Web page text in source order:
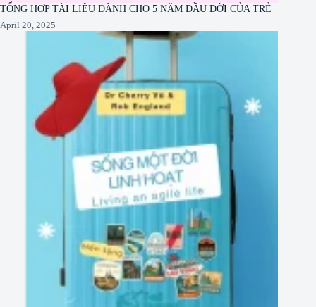
TỔNG HỢP TÀI LIỆU DÀNH CHO 5 NĂM ĐẦU ĐỜI CỦA TRẺ
April 20, 2025